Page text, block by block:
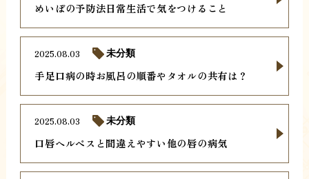
めいぼの予防法日常生活で気をつけること
手足口病の時お風呂の順番やタオルの共有は？
2025.08.03 未分類
口唇ヘルペスと間違えやすい他の唇の病気
2025.08.03 未分類